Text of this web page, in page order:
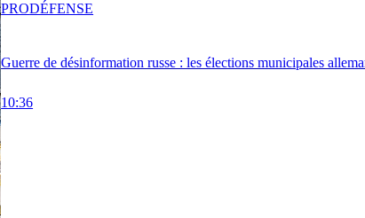
Guerre de désinformation russe : les élections municipales
10:36
PRODÉFENSE